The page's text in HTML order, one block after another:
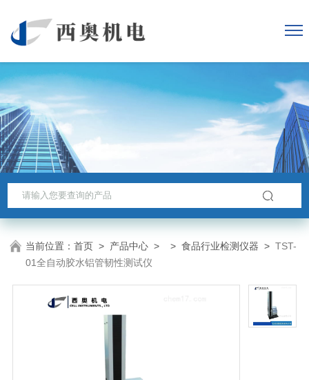
当前位置：首页 > 产品中心 > >食品行业检测仪器 >TST-
01全自动胶水铝管韧性测试仪